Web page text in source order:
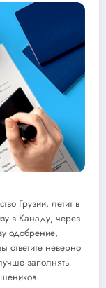
Грузии, летит в
в Канаду, через
одобрение,
ответите неверно
заполнять